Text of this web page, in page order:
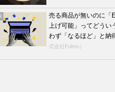
売る商品が無いのに「
上げ可能」ってどうい
わず「なるほど」と納
式会社Fulmo）